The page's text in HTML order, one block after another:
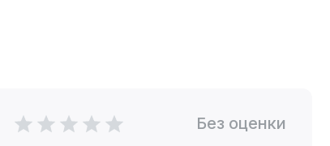
Без оценки